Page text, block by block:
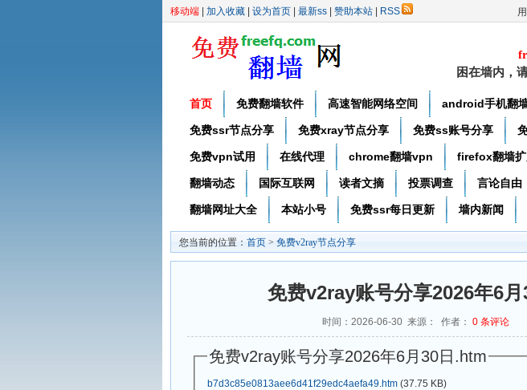
移动端 加入收藏 设为首页 最新ss 赞助本站 RSS
困在墙内，
首页 免费翻墙软件 高速智能网络空间 android手机翻
免费ssr节点分享 免费xray节点分享 免费ss账号分享
免费vpn试用 在线代理 chrome翻墙vpn firefox翻墙
翻墙动态 国际互联网 读者文摘 投票调查 言论自由
翻墙网址大全 本站小号 免费ssr每日更新 墙内新闻
您当前的位置： 首页 > 免费v2ray节点分享
免费v2ray账号分享2026年6月
时间：2026-06-30 来源： 作者： 0 条评论
免费v2ray账号分享2026年6月30日.htm
b7d3c85e0813aee6d41f29edc4aefa49.htm (37.75 KB)